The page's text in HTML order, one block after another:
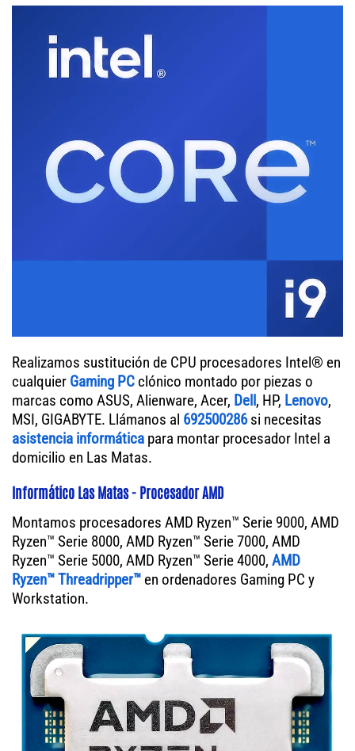
Realizamos sustitución de CPU procesadores Intel® en
cualquier Gaming PC clónico montado por piezas o
marcas como ASUS, Alienware, Acer, Dell, HP, Lenovo,
MSI, GIGABYTE. Llámanos al 692500286si necesitas
asistencia informática para montar procesador Intel a
domicilio en Las Matas.
Informático Las Matas - Procesador AMD
Montamos procesadores AMD Ryzen™ Serie 9000, AMD
Ryzen™ Serie 8000, AMD Ryzen™ Serie 7000, AMD
Ryzen™ Serie 5000, AMD Ryzen™ Serie 4000, AMD
Ryzen™ Threadripper™ en ordenadores Gaming PC y
Workstation.